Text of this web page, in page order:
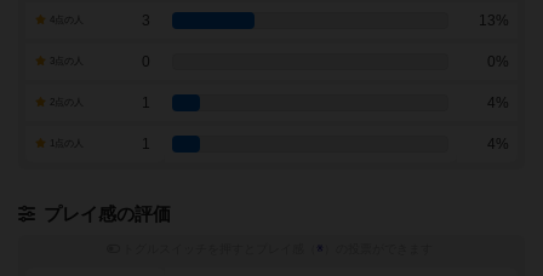
3 13%
0 0%
1 4%
1 4%
プレイ感の評価
※